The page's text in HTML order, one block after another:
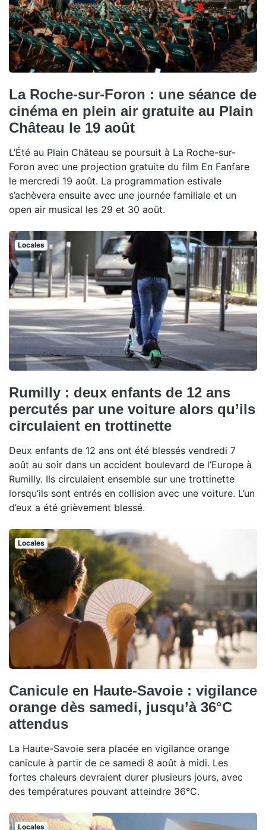
La Roche-sur-Foron : une séance de
cinéma en plein air gratuite au Plain
Château le 19 août
L’Été au Plain Château se poursuit à La Roche-sur-
Foron avec une projection gratuite du film En Fanfare
le mercredi 19 août. La programmation estivale
s’achèvera ensuite avec une journée familiale et un
open air musical les 29 et 30 août.
Locales
Rumilly : deux enfants de 12 ans
percutés par une voiture alors qu’ils
circulaient en trottinette
Deux enfants de 12 ans ont été blessés vendredi 7
août au soir dans un accident boulevard de l’Europe à
Rumilly. Ils circulaient ensemble sur une trottinette
lorsqu’ils sont entrés en collision avec une voiture. L’un
d’eux a été grièvement blessé.
Locales
Canicule en Haute-Savoie : vigilance
orange dès samedi, jusqu’à 36°C
attendus
La Haute-Savoie sera placée en vigilance orange
canicule à partir de ce samedi 8 août à midi. Les
fortes chaleurs devraient durer plusieurs jours, avec
des températures pouvant atteindre 36°C.
Locales